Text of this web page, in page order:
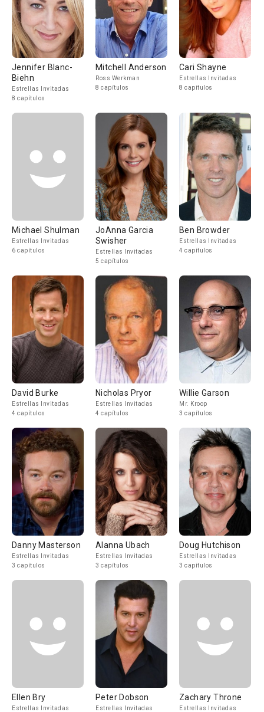
Jennifer Blanc-
Biehn
Estrellas Invitadas
8 capítulos
Mitchell Anderson
Ross Werkman
8 capítulos
Cari Shayne
Estrellas Invitadas
8 capítulos
Michael Shulman
Estrellas Invitadas
6 capítulos
JoAnna Garcia
Swisher
Estrellas Invitadas
5 capítulos
Ben Browder
Estrellas Invitadas
4 capítulos
David Burke
Estrellas Invitadas
4 capítulos
Nicholas Pryor
Estrellas Invitadas
4 capítulos
Willie Garson
Mr. Kroop
3 capítulos
Danny Masterson
Estrellas Invitadas
3 capítulos
Alanna Ubach
Estrellas Invitadas
3 capítulos
Doug Hutchison
Estrellas Invitadas
3 capítulos
Ellen Bry
Estrellas Invitadas
Peter Dobson
Estrellas Invitadas
Zachary Throne
Estrellas Invitadas